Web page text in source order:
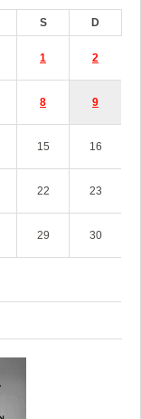
S D
1 2
8 9
15 16
22 23
29 30